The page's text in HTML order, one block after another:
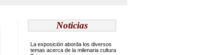
Noticias
La exposición aborda los diversos
temas acerca de la milenaria cultura